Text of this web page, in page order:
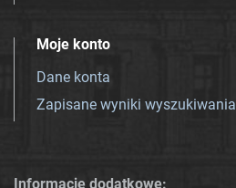
Moje konto
Dane konta
Zapisane wyniki wyszukiwania
Informacje dodatkowe: